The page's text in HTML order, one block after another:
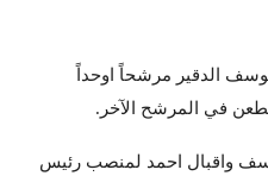
الدقير مرشحاً اوحداً
في المرشح الآخر.
واقبال احمد لمنصب رئيس